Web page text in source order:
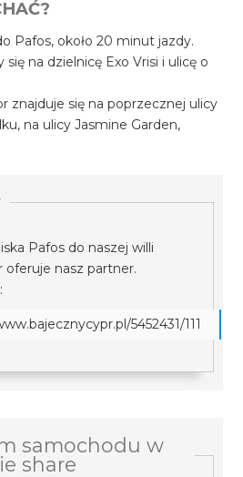
Pafos, około 20 minut jazdy.
na dzielnicę Exo Vrisi i ulicę o
znajduje się na poprzecznej ulicy
na ulicy Jasmine Garden,
Pafos do naszej willi
oferuje nasz partner.
5452431/111
samochodu w
share